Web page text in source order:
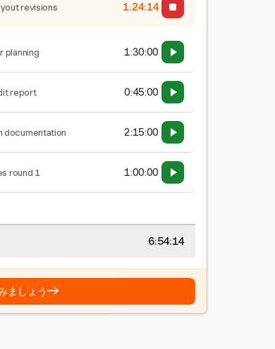
revisions 1:24:14
planning 1:30:00
report 0:45:00
documentation 2:15:00
round 1 1:00:00
6:54:14
ましょう→